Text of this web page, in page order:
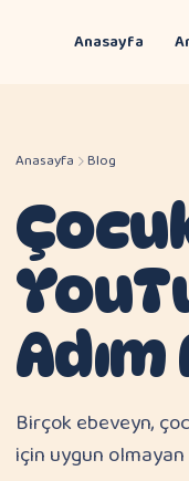
Anasayfa
Anasayfa Blog
Birçok ebeveyn,
için uygun